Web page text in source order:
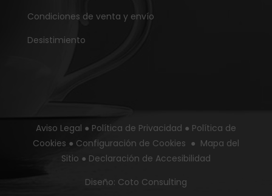
Condiciones de venta y envío
Desistimiento
Aviso Legal ● Política de Privacidad ● Política de
Cookies ● Configuración de Cookies ● Mapa del
Sitio ● Declaración de Accesibilidad
Diseño: Coto Consulting